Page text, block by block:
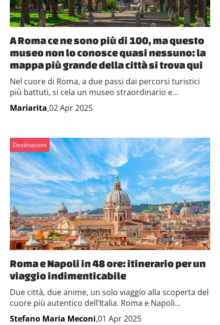
A Roma ce ne sono più di 100, ma questo
museo non lo conosce quasi nessuno: la
mappa più grande della città si trova qui
Nel cuore di Roma, a due passi dai percorsi turistici
più battuti, si cela un museo straordinario e...
Mariarita,02 Apr 2025
Destinazioni
Roma e Napoli in 48 ore: itinerario per un
viaggio indimenticabile
Due città, due anime, un solo viaggio alla scoperta del
cuore più autentico dell’Italia. Roma e Napoli...
Stefano Maria Meconi,01 Apr 2025